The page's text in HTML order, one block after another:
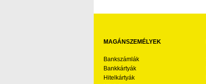
MAGÁNSZEMÉLYEK
Bankszámlák
Bankkártyák
Hitelkártyák